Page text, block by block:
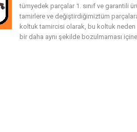
tümyedek parçalar 1. sınıf ve garantili
tamirlere ve değiştirdiğimiztüm
koltuk tamircisi olarak, bu koltuk
bir daha aynı şekilde bozulmaması